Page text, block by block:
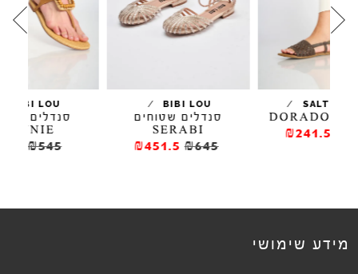
סנדלים שטוחים
₪451.5
סנדלים שטוחים
₪327
מידע שימושי